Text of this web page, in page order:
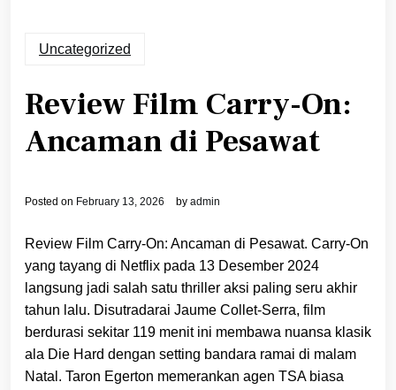
Uncategorized
Review Film Carry-On:
Ancaman di Pesawat
Posted on February 13, 2026 by admin
Review Film Carry-On: Ancaman di Pesawat. Carry-On
yang tayang di Netflix pada 13 Desember 2024
langsung jadi salah satu thriller aksi paling seru akhir
tahun lalu. Disutradarai Jaume Collet-Serra, film
berdurasi sekitar 119 menit ini membawa nuansa klasik
ala Die Hard dengan setting bandara ramai di malam
Natal. Taron Egerton memerankan agen TSA biasa